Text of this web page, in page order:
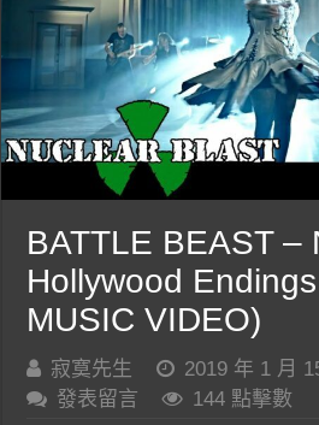
BATTLE BEAST –
Hollywood
MUSIC VIDEO)
寂寞先生 2019 年 1 月
發表留言
144 點擊數